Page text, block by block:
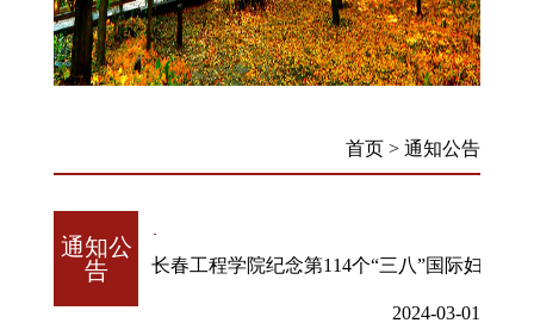
首页 > 通知公告
通知公
告
长春工程学院纪念第114个“三八”国际妇女节
2024-03-01